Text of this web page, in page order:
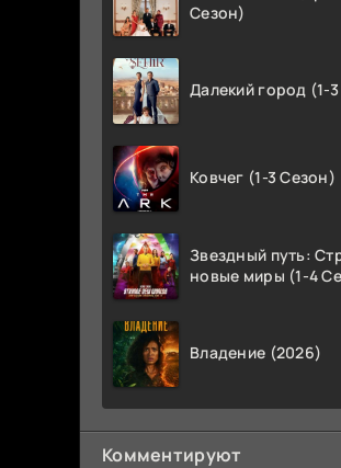
Сезон)
Далекий город (1-
Ковчег (1-3 Сезон)
Звездный путь:
новые миры (1-4
Владение (2026)
Комментируют